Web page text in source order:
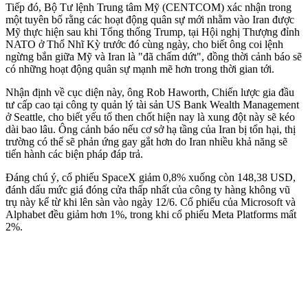
Tiếp đó, Bộ Tư lệnh Trung tâm Mỹ (CENTCOM) xác nhận trong
một tuyên bố rằng các hoạt động quân sự mới nhằm vào Iran được
Mỹ thực hiện sau khi Tổng thống Trump, tại Hội nghị Thượng đỉnh
NATO ở Thổ Nhĩ Kỳ trước đó cùng ngày, cho biết ông coi lệnh
ngừng bắn giữa Mỹ và Iran là "đã chấm dứt", đồng thời cảnh báo sẽ
có những hoạt động quân sự mạnh mẽ hơn trong thời gian tới.
Nhận định về cục diện này, ông Rob Haworth, Chiến lược gia đầu
tư cấp cao tại công ty quản lý tài sản US Bank Wealth Management
ở Seattle, cho biết yếu tố then chốt hiện nay là xung đột này sẽ kéo
dài bao lâu. Ông cảnh báo nếu cơ sở hạ tầng của Iran bị tổn hại, thị
trường có thể sẽ phản ứng gay gắt hơn do Iran nhiều khả năng sẽ
tiến hành các biện pháp đáp trả.
Đáng chú ý, cổ phiếu SpaceX giảm 0,8% xuống còn 148,38 USD,
đánh dấu mức giá đóng cửa thấp nhất của công ty hàng không vũ
trụ này kể từ khi lên sàn vào ngày 12/6. Cổ phiếu của Microsoft và
Alphabet đều giảm hơn 1%, trong khi cổ phiếu Meta Platforms mất
2%.